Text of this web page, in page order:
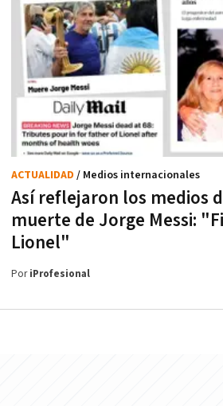
Así reflejaron los medios
muerte de Jorge Messi:
Lionel"
ACTUALIDAD / Medios internacionales
PoriProfesional